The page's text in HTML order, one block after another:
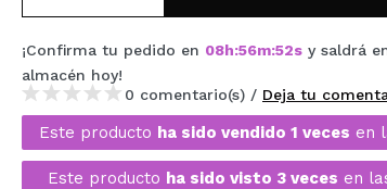
MAQUIFARMA
KOREA ZONE
TRAVEL SIZE
NATURE
¡Confirma tu pedido en 08h:56m:51sy saldrá
almacén hoy!
0 comentario(s) / Deja tu
Este producto ha sido vendido 1 veces en
Este producto ha sido visto 3 veces en